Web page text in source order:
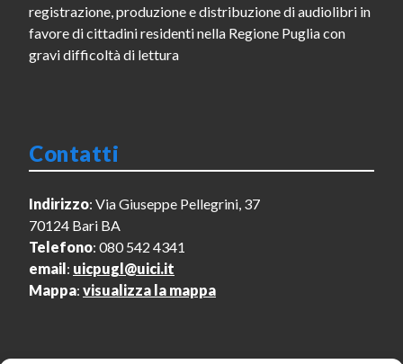
registrazione, produzione e distribuzione di audiolibri in
favore di cittadini residenti nella Regione Puglia con
gravi difficoltà di lettura
Contatti
Indirizzo: Via Giuseppe Pellegrini, 37
70124 Bari BA
Telefono: 080 542 4341
email : uicpugl@uici.it
Mappa: visualizza la mappa